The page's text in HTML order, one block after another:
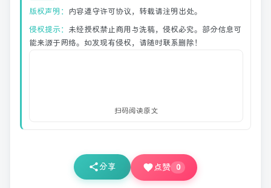
版权声明：
内容遵守许可协议，转载请注明出处。
侵权提示： 未经授权禁止商用与洗稿，侵权必究。部分信息可
能来源于网络。如发现有侵权，请随时联系删除！
扫码阅读原文
分享 点赞 0